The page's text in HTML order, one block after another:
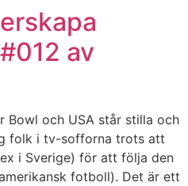
av
Bowl och USA står stilla och
folk i tv-sofforna trots att
i Sverige) för att följa den
fotboll). Det är ett